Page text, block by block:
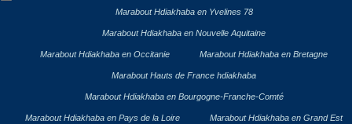
Marabout Hdiakhaba en Yvelines 78
Marabout Hdiakhaba en Nouvelle Aquitaine
Marabout Hdiakhaba en Occitanie Marabout Hdiakhaba en Bretagne
Marabout Hauts de France hdiakhaba
Marabout Hdiakhaba en Bourgogne-Franche-Comté
Marabout Hdiakhaba en Pays de la Loire Marabout Hdiakhaba en Grand Est